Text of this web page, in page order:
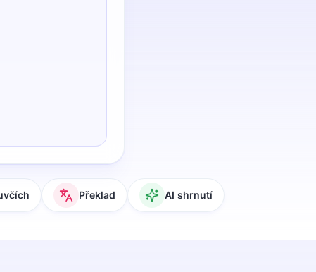
Překlad AI shrnutí